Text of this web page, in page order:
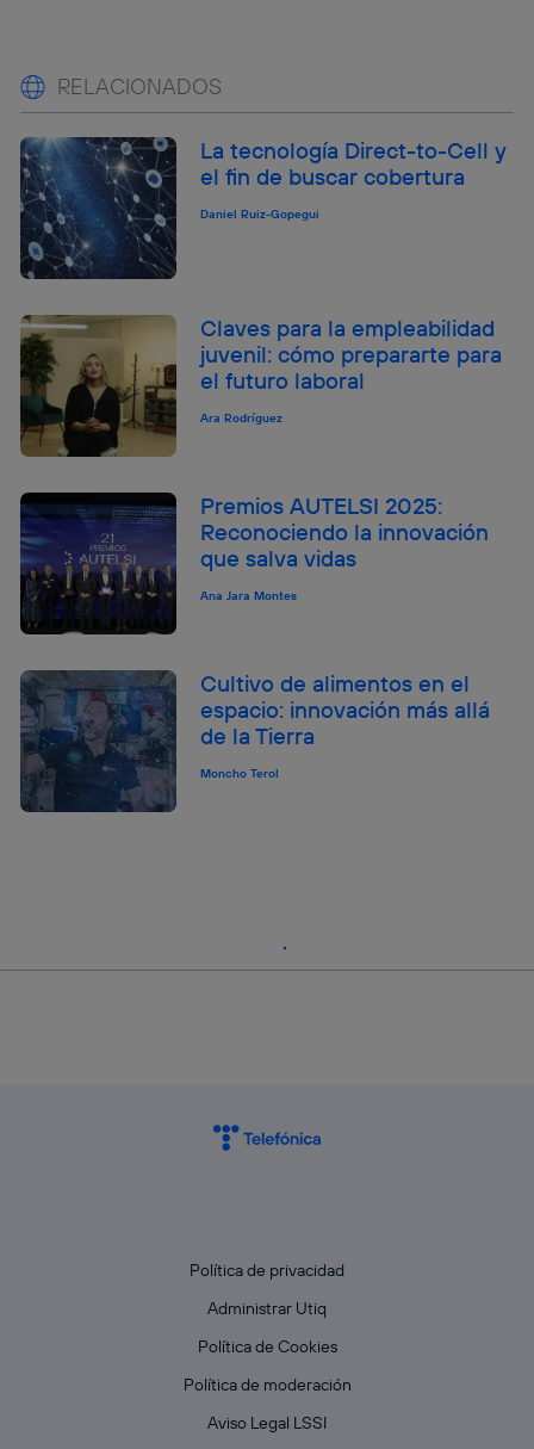
RELACIONADOS
La tecnología Direct-to-Cell y
el fin de buscar cobertura
Daniel Ruiz-Gopegui
Claves para la empleabilidad
juvenil: cómo prepararte para
el futuro laboral
Ara Rodríguez
Premios AUTELSI 2025:
Reconociendo la innovación
que salva vidas
Ana Jara Montes
Cultivo de alimentos en el
espacio: innovación más allá
de la Tierra
Moncho Terol
Política de privacidad
Administrar Utiq
Política de Cookies
Política de moderación
Aviso Legal LSSI